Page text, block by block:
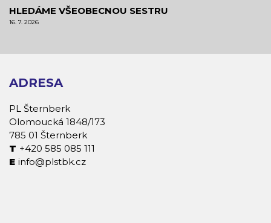
HLEDÁME VŠEOBECNOU SESTRU
16. 7. 2026
ADRESA
PL Šternberk
Olomoucká 1848/173
785 01 Šternberk
+420 585 085 111
info@plstbk.cz